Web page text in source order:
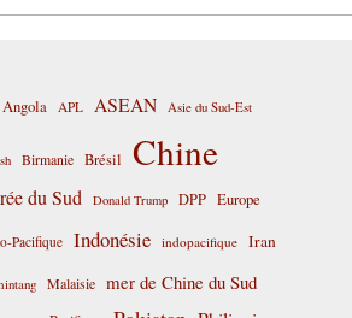
Angola APL ASEAN Asie du Sud-Est
Birmanie Brésil Chine
du Sud Donald Trump DPP Europe
Pacifique Indonésie indopacifique Iran
Malaisie mer de Chine du Sud